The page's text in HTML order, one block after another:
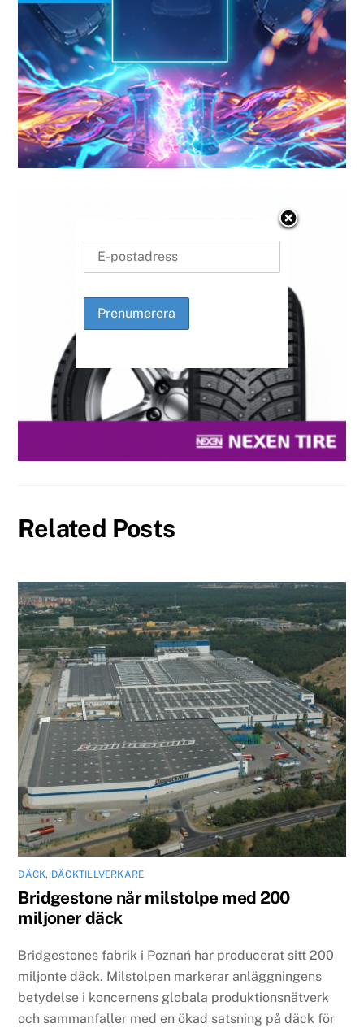
Related Posts
DÄCK, DÄCKTILLVERKARE
Bridgestone når milstolpe med 200
miljoner däck
Bridgestones fabrik i Poznań har producerat sitt 200
miljonte däck. Milstolpen markerar anläggningens
betydelse i koncernens globala produktionsnätverk
och sammanfaller med en ökad satsning på däck för